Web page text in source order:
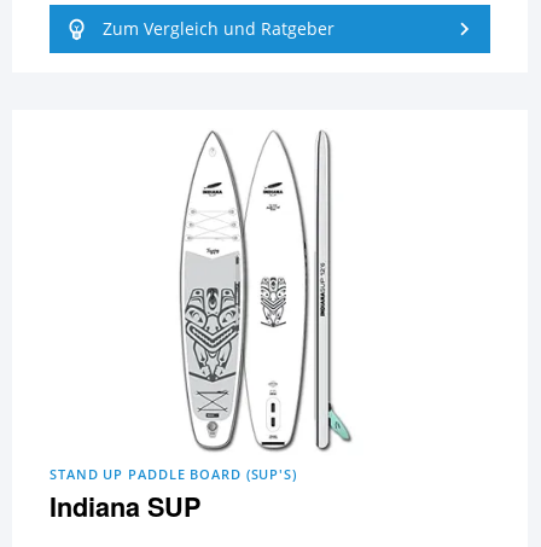
Zum Vergleich und Ratgeber
STAND UP PADDLE BOARD (SUP'S)
Indiana SUP